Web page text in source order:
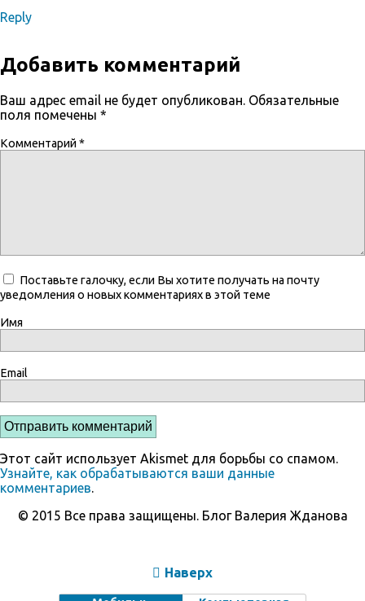
Reply
Добавить комментарий
Ваш адрес email не будет опубликован. Обязательные
поля помечены *
Комментарий*
Поставьте галочку, если Вы хотите получать на почту
уведомления о новых комментариях в этой теме
Имя
Email
Этот сайт использует Akismet для борьбы со спамом.
Узнайте, как обрабатываются ваши данные
комментариев
© 2015 Все права защищены. Блог Валерия Жданова
Наверх